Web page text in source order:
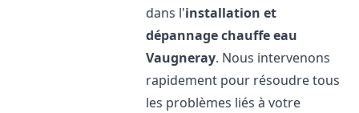
dans l'installation et
dépannage chauffe eau
Vaugneray. Nous intervenons
rapidement pour résoudre tous
les problèmes liés à votre